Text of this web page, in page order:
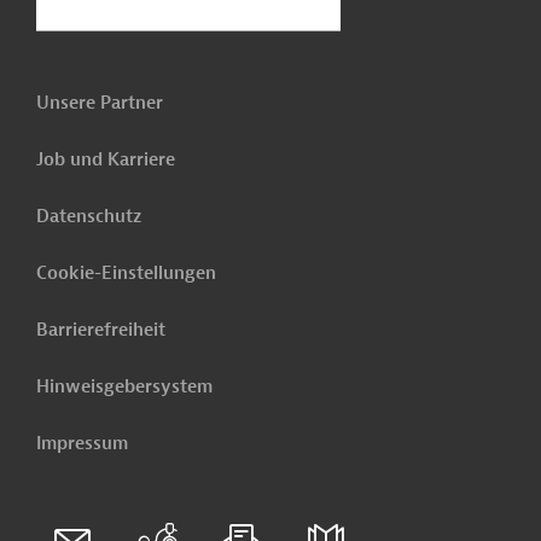
Unsere Partner
Job und Karriere
Datenschutz
Cookie-Einstellungen
Barrierefreiheit
Hinweisgebersystem
Impressum